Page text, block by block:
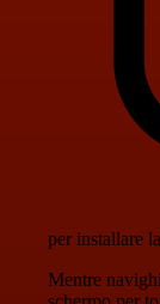
per installare
Mentre